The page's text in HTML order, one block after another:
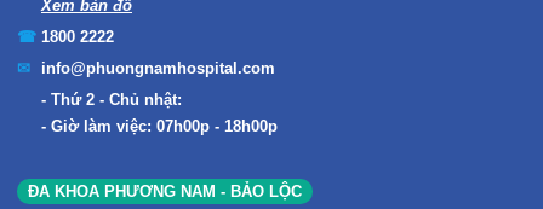
Xem bản đồ
1800 2222
info@phuongnamhospital.com
Thứ 2 - Chủ nhật:
Giờ làm việc: 07h00p - 18h00p
ĐA KHOA PHƯƠNG NAM - BẢO LỘC